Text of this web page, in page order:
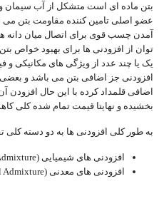
بتن ماده ای است متشکل از آب سیمان
عضو اصلی تامین کننده مقاومت بتن
آمدن چسب قوی برای اتصال میان دانه
توان از افزودنی ها برای بهبود خواص
یک یا چند عدد از ویژگی های مکانیکی و
افزودنی جز اضافی بتن می باشد و بعضی
اضافی قلمداد کرده با این حال افزودن
بخشیده و نهایتا قیمت تمام شده کلی
به طور کلی افزودنی ها به دو دسته
افزودنی های شیمیایی (Chemical Admixture)
افزودنی های معدنی (Mineral Admixture)